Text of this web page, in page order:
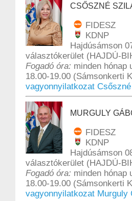
CSŐSZNÉ
FIDESZ
KDNP
Hajdúsámson
választókerület (HAJDÚ-
Fogadó óra: minden hónap
18.00-19.00 (Sámsonkerti
vagyonnyilatkozat
MURGULY
FIDESZ
KDNP
Hajdúsámson
választókerület (HAJDÚ-
Fogadó óra: minden hónap
18.00-19.00 (Sámsonkerti
vagyonnyilatkozat Murguly